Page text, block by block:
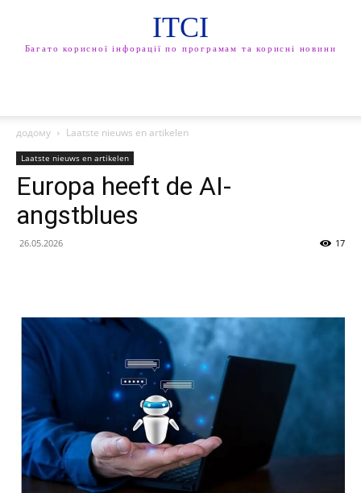
ITCI
Багато корисної інфорації по програмам та корисні новини
додому Laatste nieuws en artikelen
Laatste nieuws en artikelen
Europa heeft de AI-
angstblues
26.05.2026 17